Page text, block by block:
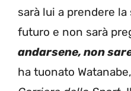
sarà lui a prendere
futuro e non sarà
andarsene, non
ha tuonato